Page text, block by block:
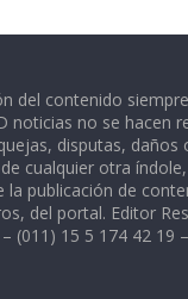
del contenido
noticias no se hacen
disputas, daños
cualquier otra
la publicación de
del portal. Editor
(011) 15 5 174 42 19 –